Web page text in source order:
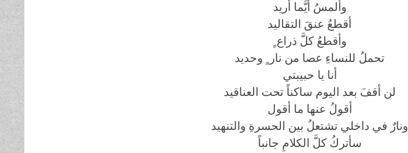
وألمسُ أيَّما أريد
أقطعُ عنقَ التقاليد
وأقطعُ كلَّ ذراع ٍ
تحملُ للنساءِ عصا من نار ٍ وحديد
أنا يا حبيبتي
لن أقفَ بعد اليوم ساكناً تحت العناقيد
أقولُ عنها ما أقول
ونارٌ في داخلي تشتعلُ بين الحسرةِ والتنهيد
سأتركُ كلَّ الكلامِ جانباً